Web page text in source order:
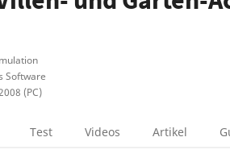
Software
(PC)
Test Videos Artikel